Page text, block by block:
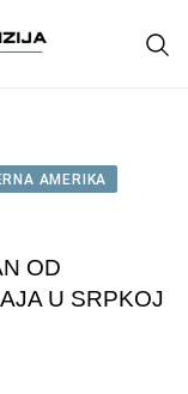
AMERIKA
OD
U SRPKOJ